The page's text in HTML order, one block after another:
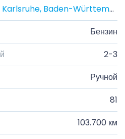
Karlsruhe, Baden-Württemberg, Germany
Бензин
2-3
Ручной
81
103.700 км